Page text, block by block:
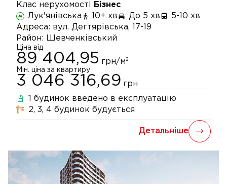
Клас нерухомості
Бізнес
Лук'янівська
10+ хв До 5 хв
5-10 хв
Адреса: вул. Дегтярівська, 17-19
Район: Шевченківський
Ціна від
89 404,95 грн/м2
Мін. ціна за квартиру
3 046 316,69 грн
будинок введено в експлуатацію
2, 3, 4 будинок будується
Детальніше